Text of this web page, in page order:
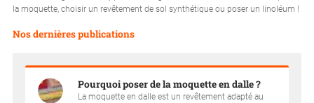
la moquette, choisir un revêtement de sol synthétique ou poser un linoléum !
Nos dernières publications
Pourquoi poser de la moquette en dalle ?
La moquette en dalle est un revêtement adapté au